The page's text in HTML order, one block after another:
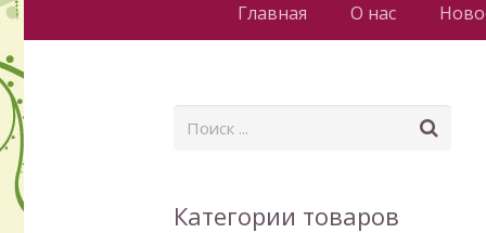
Главная О нас
Категории товаров